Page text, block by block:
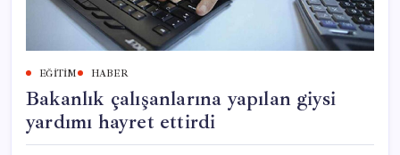
EĞITIM HABER
Bakanlık çalışanlarına yapılan giysi
yardımı hayret ettirdi